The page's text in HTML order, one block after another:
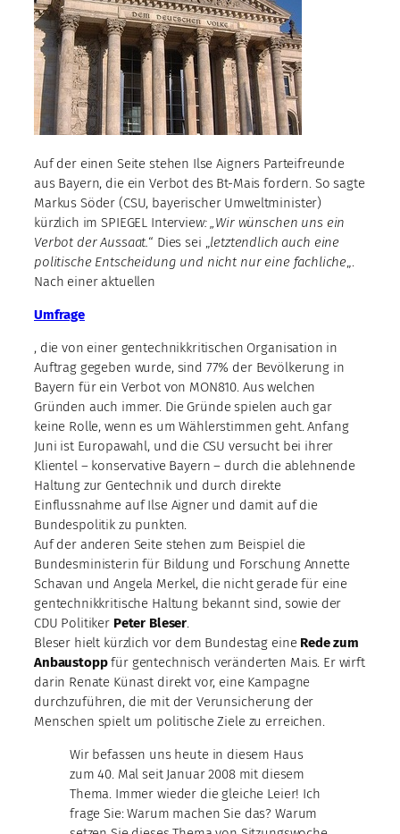
Auf der einen Seite stehen Ilse Aigners Parteifreunde
aus Bayern, die ein Verbot des Bt-Mais fordern. So sagte
Markus Söder (CSU, bayerischer Umweltminister)
kürzlich im SPIEGEL Interview: „Wir wünschen uns ein
Verbot der Aussaat.“ Dies sei „letztendlich auch eine
politische Entscheidung und nicht nur eine fachliche„.
Nach einer aktuellen
Umfrage
, die von einer gentechnikkritischen Organisation in
Auftrag gegeben wurde, sind 77% der Bevölkerung in
Bayern für ein Verbot von MON810. Aus welchen
Gründen auch immer. Die Gründe spielen auch gar
keine Rolle, wenn es um Wählerstimmen geht. Anfang
Juni ist Europawahl, und die CSU versucht bei ihrer
Klientel – konservative Bayern – durch die ablehnende
Haltung zur Gentechnik und durch direkte
Einflussnahme auf Ilse Aigner und damit auf die
Bundespolitik zu punkten.
Auf der anderen Seite stehen zum Beispiel die
Bundesministerin für Bildung und Forschung Annette
Schavan und Angela Merkel, die nicht gerade für eine
gentechnikkritische Haltung bekannt sind, sowie der
CDU Politiker Peter Bleser.
Bleser hielt kürzlich vor dem Bundestag eine Rede zum
Anbaustoppfür gentechnisch veränderten Mais. Er wirft
darin Renate Künast direkt vor, eine Kampagne
durchzuführen, die mit der Verunsicherung der
Menschen spielt um politische Ziele zu erreichen.
Wir befassen uns heute in diesem Haus
zum 40. Mal seit Januar 2008 mit diesem
Thema. Immer wieder die gleiche Leier! Ich
frage Sie: Warum machen Sie das? Warum